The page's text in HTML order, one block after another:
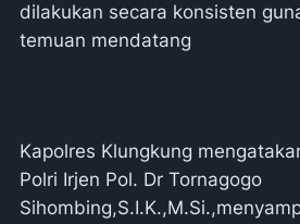
dilakukan secara konsisten
temuan mendatang
Kapolres Klungkung
Polri Irjen Pol. Dr Tornagogo